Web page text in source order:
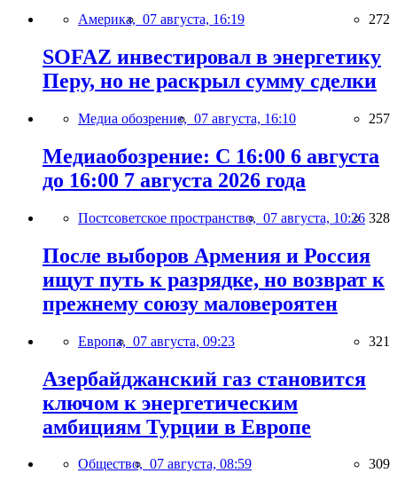
Америка, 07 августа, 16:19 272
SOFAZ инвестировал в энергетику
Перу, но не раскрыл сумму сделки
Медиа обозрение, 07 августа, 16:10 257
Медиаобозрение: С 16:00 6 августа
до 16:00 7 августа 2026 года
Постсоветское пространство, 07 августа, 10:26 328
После выборов Армения и Россия
ищут путь к разрядке, но возврат к
прежнему союзу маловероятен
Европа, 07 августа, 09:23 321
Азербайджанский газ становится
ключом к энергетическим
амбициям Турции в Европе
Общество, 07 августа, 08:59 309